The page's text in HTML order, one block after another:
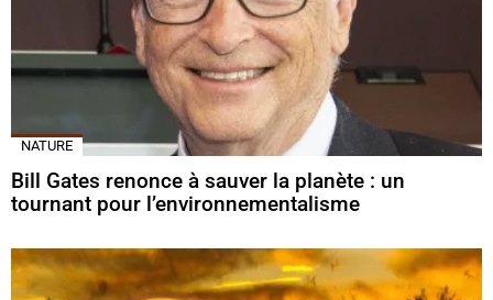
NATURE
Bill Gates renonce à sauver la planète : un
tournant pour l’environnementalisme